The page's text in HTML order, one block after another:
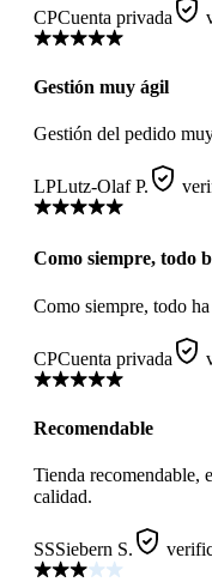
CPCuenta privada
Gestión muy ágil
Gestión del pedido
LPLutz-Olaf P.
Como siempre, todo
Como siempre, todo
CPCuenta privada
Recomendable
Tienda recomendable,
calidad.
SSSiebern S.